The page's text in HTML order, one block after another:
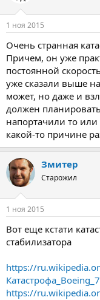
1 ноя 2015
Очень странная
Причем, он уже
постоянной
уже сказали выше
может, но даже и
должен
напортачили то
какой-то причине
Змитер
Старожил
1 ноя 2015
Вот еще кстати
стабилизатора
https://
https://